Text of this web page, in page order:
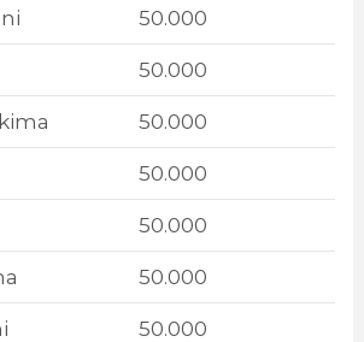
50.000
50.000
50.000
50.000
50.000
50.000
50.000